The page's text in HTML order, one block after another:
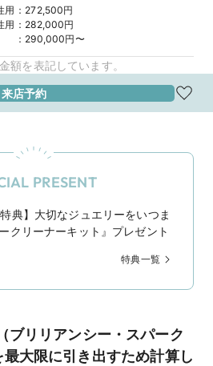
用 ： 272,500円
用 ： 282,000円
： 290,000円〜
額を表記しています。
来店予約
PRESENT
典】大切なジュエリーをいつま
クリーナーキット』プレゼント
特典一覧
ブリリアンシー・スパーク
大限に引き出すため計算し